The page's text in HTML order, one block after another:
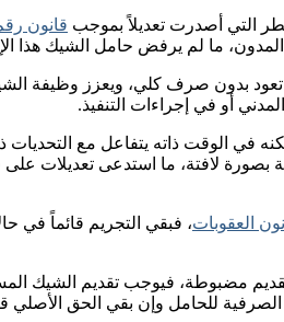
التي أصدرت تعديلاً بموجب قانون رقم 1 لسنة 2024 على المادة
المدون، ما لم يرفض حامل الشيك هذا
بدون صرف كلي، ويعزز وظيفة
أو في إجراءات التنفيذ.
الوقت ذاته يتفاعل مع التحديات
بصورة لافتة، ما استدعى تعديلات
، فبقي التجريم قائماً في
لسنة 2006 بإصدار قانون التجارة مواعيد
للحامل وإن بقي الحق الأصلي